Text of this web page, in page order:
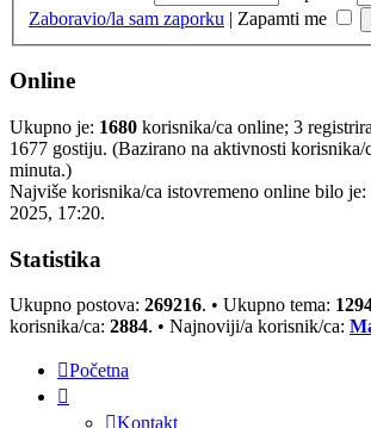
Zaboravio/la sam zaporku | Zapamti me
Online
Ukupno je: 1680 korisnika/ca online; 3
1677 gostiju. (Bazirano na aktivnosti korisnika/
minuta.)
Najviše korisnika/ca istovremeno online bilo je:
2025, 17:20.
Statistika
Ukupno postova: 269216. • Ukupno tema:
korisnika/ca: 2884. • Najnoviji/a korisnik/ca:
Početna
Kontakt